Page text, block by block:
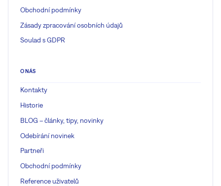
Obchodní podmínky
Zásady zpracování osobních údajů
Soulad s GDPR
O NÁS
Kontakty
Historie
BLOG – články, tipy, novinky
Odebírání novinek
Partneři
Obchodní podmínky
Reference uživatelů